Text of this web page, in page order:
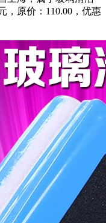
，原价：110.00，优惠